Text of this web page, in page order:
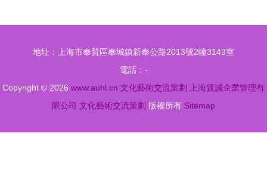
文化藝術設
落幕
地址：上海市奉賢區奉城鎮新奉公路2013號2幢3149室
電話：-
Copyright © 2026 www.auhl.cn 文化藝術交流策劃
上海賃誠企業管理有
限公司 文化藝術交流策劃 版權所有 Sitemap